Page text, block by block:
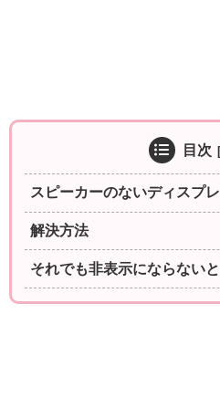
目次
スピーカーのないディスプ
解決方法
それでも非表示にならない